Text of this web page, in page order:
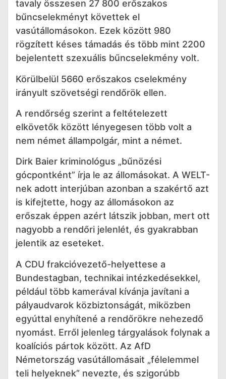
tavaly összesen 27 800 erőszakos
bűncselekményt követtek el
vasútállomásokon. Ezek között 980
rögzített késes támadás és több mint 2200
bejelentett szexuális bűncselekmény volt.
Körülbelül 5660 erőszakos cselekmény
irányult szövetségi rendőrök ellen.
A rendőrség szerint a feltételezett
elkövetők között lényegesen több volt a
nem német állampolgár, mint a német.
Dirk Baier kriminológus „bűnözési
gócpontként” írja le az állomásokat. A WELT-
nek adott interjúban azonban a szakértő azt
is kifejtette, hogy az állomásokon az
erőszak éppen azért látszik jobban, mert ott
nagyobb a rendőri jelenlét, és gyakrabban
jelentik az eseteket.
A CDU frakcióvezető-helyettese a
Bundestagban, technikai intézkedésekkel,
például több kamerával kívánja javítani a
pályaudvarok közbiztonságát, miközben
egyúttal enyhítené a rendőrökre nehezedő
nyomást. Erről jelenleg tárgyalások folynak a
koalíciós pártok között. Az AfD
Németország vasútállomásait „félelemmel
teli helyeknek” nevezte, és szigorúbb